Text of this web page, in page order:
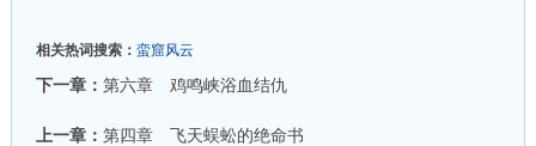
相关热词搜索： 蛮窟风云
下一章： 第六章 鸡鸣峡浴血结仇
上一章： 第四章 飞天蜈蚣的绝命书